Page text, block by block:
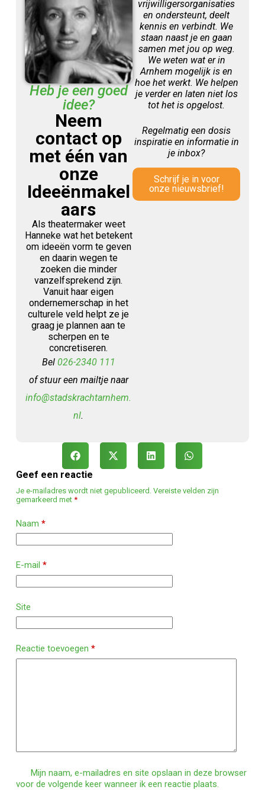
Heb je een goed
idee?
Neem
contact op
met één van
onze
Ideeënmakel
aars
Als theatermaker weet
Hanneke wat het betekent
om ideeën vorm te geven
en daarin wegen te
zoeken die minder
vanzelfsprekend zijn.
Vanuit haar eigen
ondernemerschap in het
culturele veld helpt ze je
graag je plannen aan te
scherpen en te
concretiseren.
Bel 026-2340 111
of stuur een mailtje naar
info@stadskrachtarnhem.
nl.
vrijwilligersorganisaties
en ondersteunt, deelt
kennis en verbindt. We
staan naast je en gaan
samen met jou op weg.
We weten wat er in
Arnhem mogelijk is en
hoe het werkt. We helpen
je verder en laten niet los
tot het is opgelost.
Regelmatig een dosis
inspiratie en informatie in
je inbox?
Schrijf je in voor
onze nieuwsbrief!
Geef een reactie
Je e-mailadres wordt niet gepubliceerd. Vereiste velden zijn
gemarkeerd met *
Naam *
E-mail *
Site
Reactie toevoegen *
Mijn naam, e-mailadres en site opslaan in deze browser
voor de volgende keer wanneer ik een reactie plaats.